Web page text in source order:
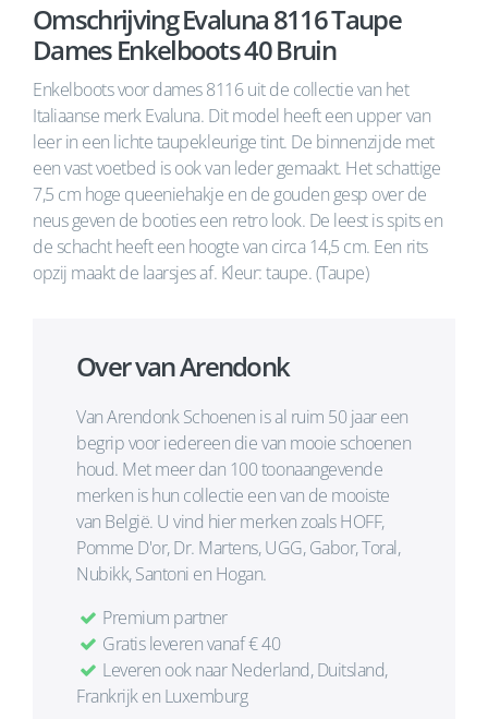
Omschrijving Evaluna 8116 Taupe
Dames Enkelboots 40 Bruin
Enkelboots voor dames 8116 uit de collectie van het
Italiaanse merk Evaluna. Dit model heeft een upper van
leer in een lichte taupekleurige tint. De binnenzijde met
een vast voetbed is ook van leder gemaakt. Het schattige
7,5 cm hoge queeniehakje en de gouden gesp over de
neus geven de booties een retro look. De leest is spits en
de schacht heeft een hoogte van circa 14,5 cm. Een rits
opzij maakt de laarsjes af. Kleur: taupe. (Taupe)
Over van Arendonk
Van Arendonk Schoenen is al ruim 50 jaar een
begrip voor iedereen die van mooie schoenen
houd. Met meer dan 100 toonaangevende
merken is hun collectie een van de mooiste
van België. U vind hier merken zoals HOFF,
Pomme D'or, Dr. Martens, UGG, Gabor, Toral,
Nubikk, Santoni en Hogan.
Premium partner
Gratis leveren vanaf € 40
Leveren ook naar Nederland, Duitsland,
Frankrijk en Luxemburg